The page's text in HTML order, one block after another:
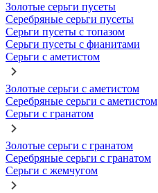
Золотые серьги пусеты
Серебряные серьги пусеты
Серьги пусеты с топазом
Серьги пусеты с фианитами
Серьги с аметистом
Золотые серьги с аметистом
Серебряные серьги с аметистом
Серьги с гранатом
Золотые серьги с гранатом
Серебряные серьги с гранатом
Серьги с жемчугом